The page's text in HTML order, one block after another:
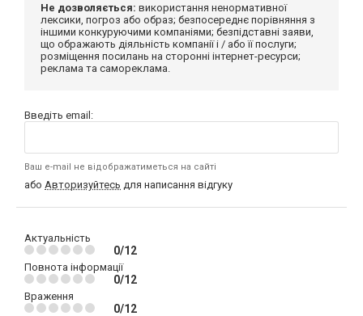
Не дозволяється: використання ненормативної
лексики, погроз або образ; безпосереднє порівняння з
іншими конкуруючими компаніями; безпідставні заяви,
що ображають діяльність компанії і / або її послуги;
розміщення посилань на сторонні інтернет-ресурси;
реклама та самореклама.
Введіть email:
Ваш e-mail не відображатиметься на сайті
або Авторизуйтесь для написання відгуку
Актуальність
0/12
Повнота інформації
0/12
Враження
0/12